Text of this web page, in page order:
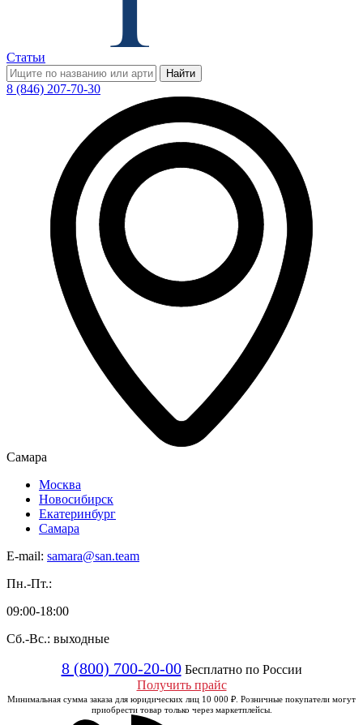
Статьи
Найти
8 (846) 207-70-30
Самара
Москва
Новосибирск
Екатеринбург
Самара
E-mail: samara@san.team
Пн.-Пт.:
09:00-18:00
Сб.-Вс.: выходные
8 (800) 700-20-00 Бесплатно по России
Получить прайс
Минимальная сумма заказа для юридических лиц 10 000 ₽. Розничные покупатели могут
приобрести товар только через маркетплейсы.